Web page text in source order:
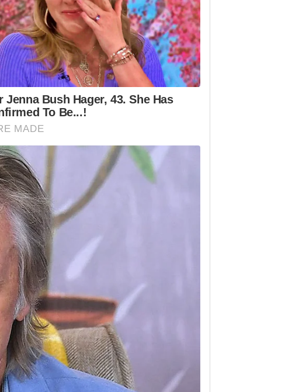
adutoras que apresentam
da adutora de 500 milímetros na
valor de todas as etapas do trabalho
que proporciona alto desempenho e
e é imune à corrosão, é de no
qualidade e credibilidade. Apoie o jornalismo